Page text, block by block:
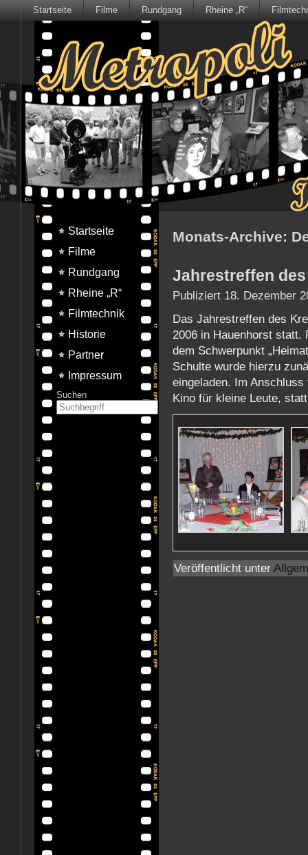
Startseite Filme Rundgang Rheine „R“
Startseite
Filme
Rundgang
Rheine „R“
Filmtechnik
Historie
Partner
Impressum
Suchen
Monats-Archive:
Jahrestreffen
Publiziert 18. Dezember
Das Jahrestreffen des
2006 in Hauenhorst statt.
dem Schwerpunkt
Schulte wurde hierzu
eingeladen. Im
Kino für kleine Leute,
Veröffentlicht unter